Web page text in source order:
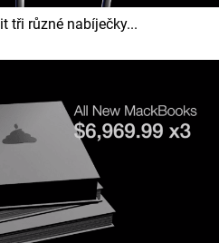
tři různé nabíječky...